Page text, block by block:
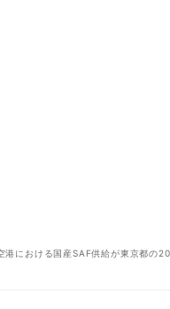
港における国産SAF供給が東京都の